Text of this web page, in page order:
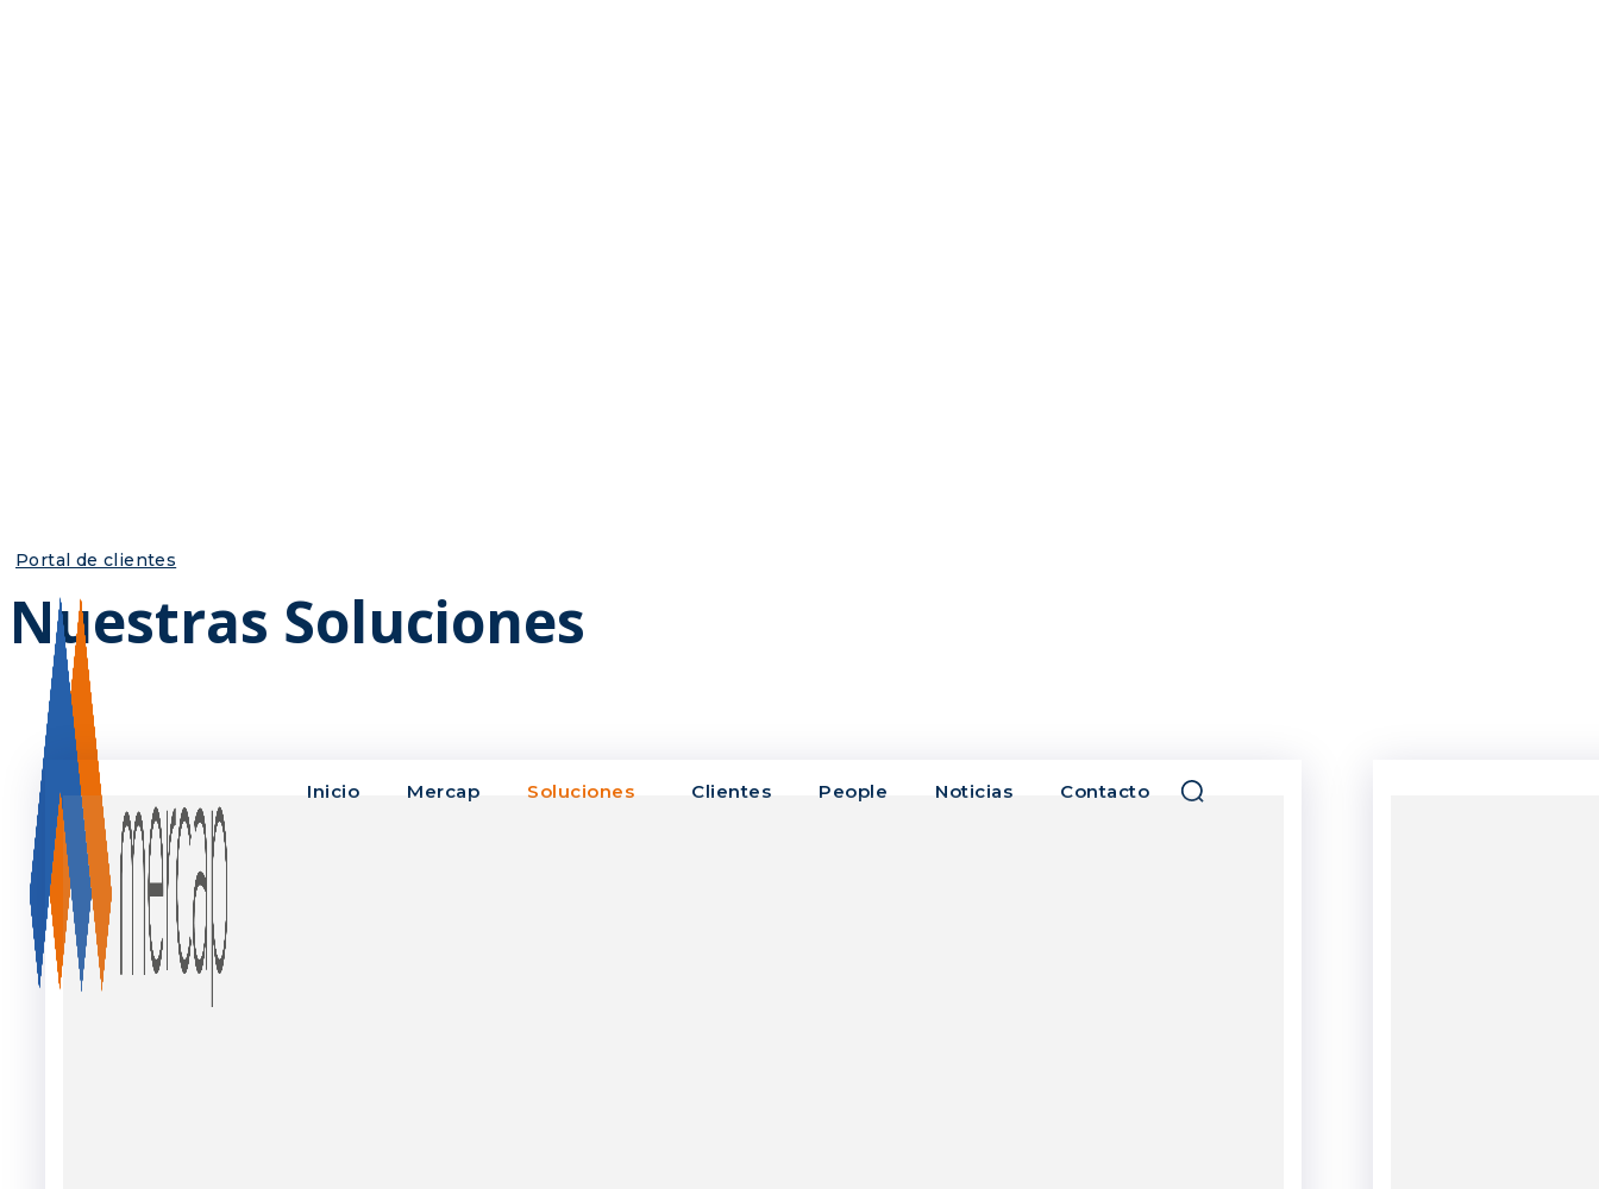
Portal de clientes
Inicio Mercap Soluciones Clientes People Noticias Contacto
Nuestras Soluciones